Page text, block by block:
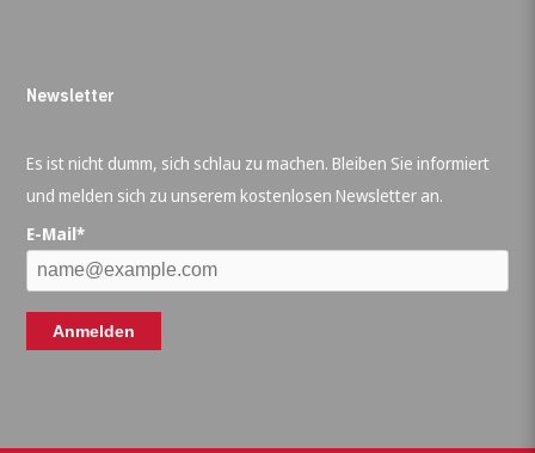
Newsletter
Es ist nicht dumm, sich schlau zu machen. Bleiben Sie informiert
und melden sich zu unserem kostenlosen Newsletter an.
E-Mail*
Anmelden